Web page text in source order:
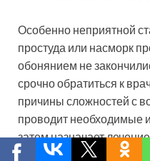
Особенно неприятной
простуда или насморк
обонянием не
срочно обратиться к
причины сложностей с
проводит необходимые
затем назначает
следующих процедурах: